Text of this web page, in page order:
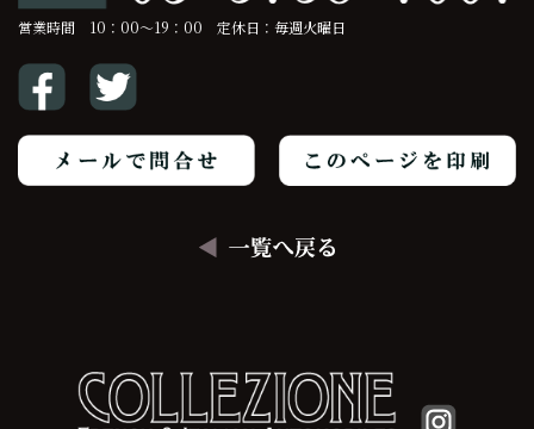
営業時間 10：00～19：00 定休日：毎週火曜日